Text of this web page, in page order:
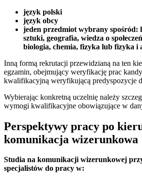
język polski
język obcy
jeden przedmiot wybrany spośród:
sztuki, geografia, wiedza o
biologia, chemia, fizyka lub fizyka i
Inną formą rekrutacji przewidzianą na ten
egzamin, obejmujący weryfikację prac
kwalifikacyjną weryfikującą predyspozycje
Wybierając konkretną uczelnię należy
wymogi kwalifikacyjne obowiązujące w
Perspektywy pracy po
komunikacja wizerunkowa
Studia na komunikacji wizerunkowej
specjalistów do pracy w: